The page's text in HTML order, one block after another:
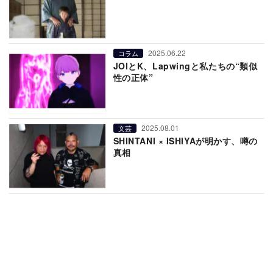
コラム 2025.06.22
JOIとK、Lapwingと私たちの“類似
性の正体”
文芸 2025.08.01
SHINTANI × ISHIYAが明かす、噂の
真相